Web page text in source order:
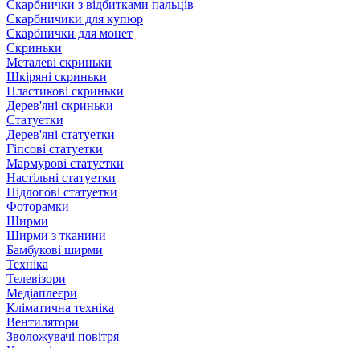
Скарбнички з відбитками пальців
Скарбничики для купюр
Скарбнички для монет
Скриньки
Металеві скриньки
Шкіряні скриньки
Пластикові скриньки
Дерев'яні скриньки
Статуетки
Дерев'яні статуетки
Гіпсові статуетки
Мармурові статуетки
Настільні статуетки
Підлогові статуетки
Фоторамки
Ширми
Ширми з тканини
Бамбукові ширми
Техніка
Телевізори
Медіаплеєри
Кліматична техніка
Вентилятори
Зволожувачі повітря